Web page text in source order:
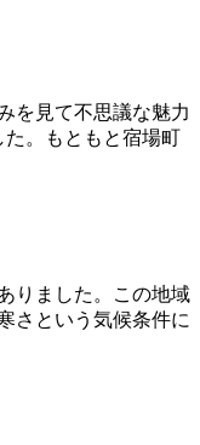
を見て不思議な魅力
。もともと宿場町
りました。この地域
さという気候条件に